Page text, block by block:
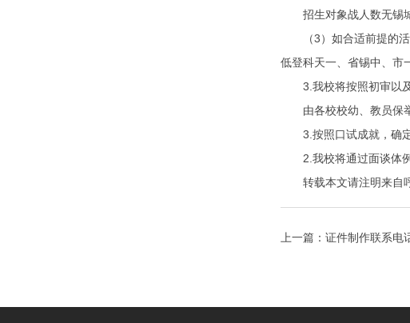
招生对象战人数无锡城
（3）如合适前提的活
低登科天一、省锡中、市
3.我校将按照初审以及
由各校校幼、教员保举
3.按照口试成就，确定
2.我校将通过面谈体例
转载本文请注明来自呼
上一篇： 证件制作联系电